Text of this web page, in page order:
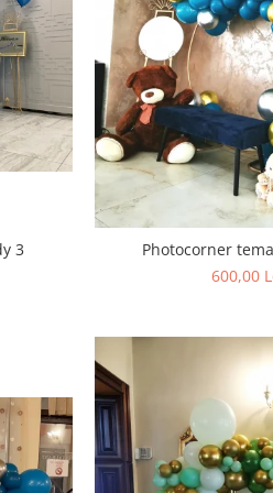
3
Photocorner
600,00